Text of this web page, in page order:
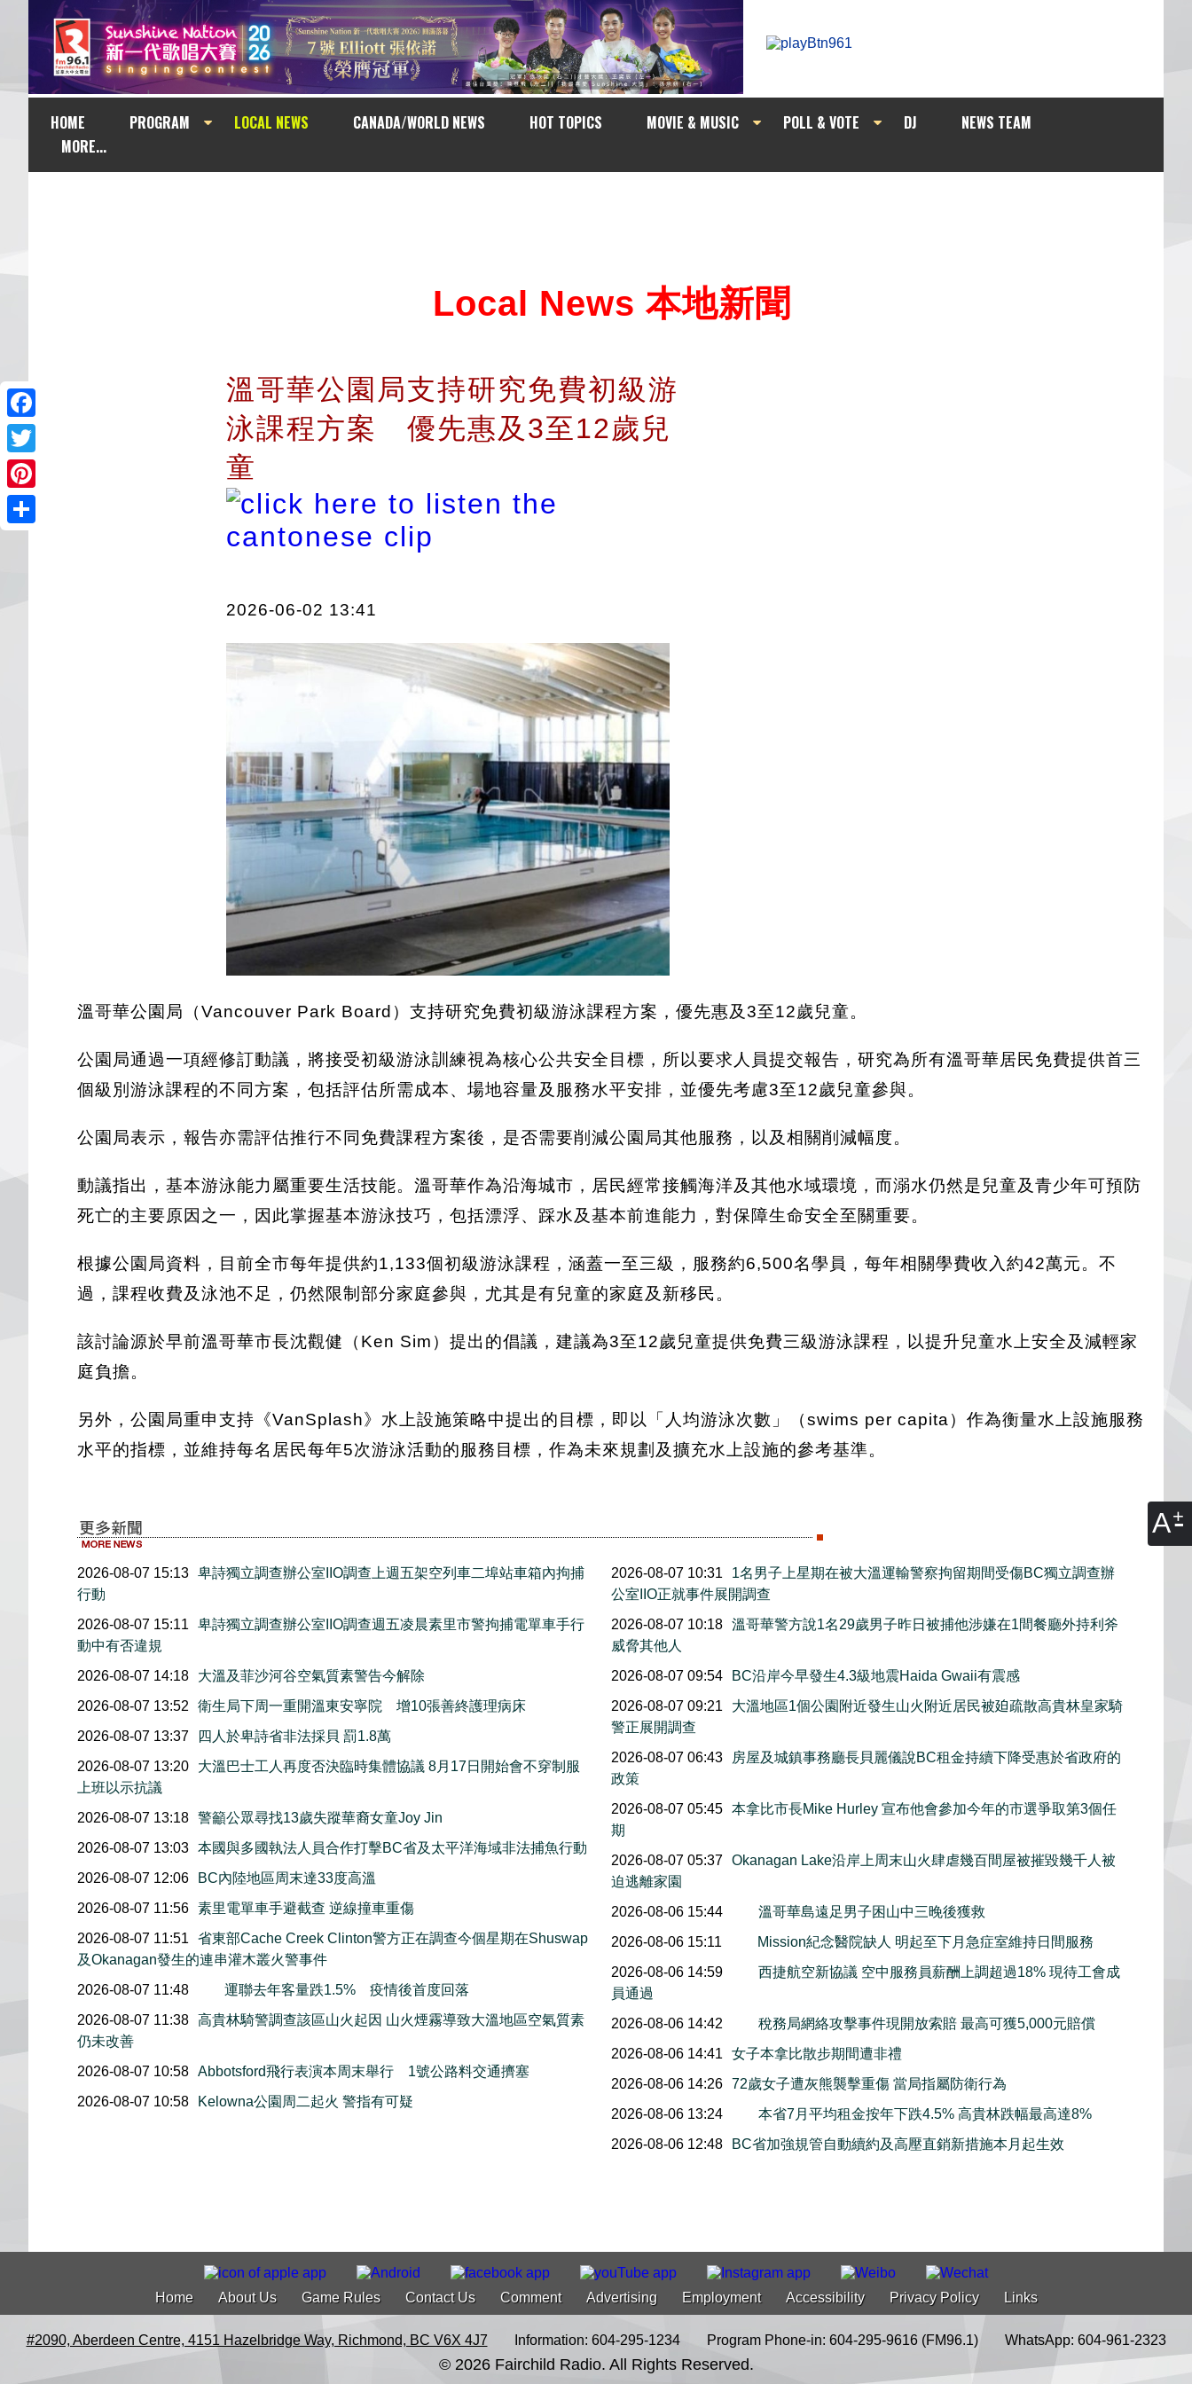
A
HOME PROGRAM LOCAL NEWS CANADA/WORLD NEWS HOT TOPICS MOVIE & MUSIC POLL & VOTE DJ
NEWS TEAM
MORE...
Facebook
Twitter
Pinterest
Local News 本地新聞
溫哥華公園局支持研究免費初級游
泳課程方案 優先惠及3至12歲兒
童
2026-06-02 13:41
溫哥華公園局（Vancouver Park Board）支持研究免費初級游泳課程方案，優先惠及3至12歲兒童。
公園局通過一項經修訂動議，將接受初級游泳訓練視為核心公共安全目標，所以要求人員提交報告，研究為所有溫哥華居民免費提供首三
個級別游泳課程的不同方案，包括評估所需成本、場地容量及服務水平安排，並優先考慮3至12歲兒童參與。
公園局表示，報告亦需評估推行不同免費課程方案後，是否需要削減公園局其他服務，以及相關削減幅度。
動議指出，基本游泳能力屬重要生活技能。溫哥華作為沿海城市，居民經常接觸海洋及其他水域環境，而溺水仍然是兒童及青少年可預防
死亡的主要原因之一，因此掌握基本游泳技巧，包括漂浮、踩水及基本前進能力，對保障生命安全至關重要。
根據公園局資料，目前全市每年提供約1,133個初級游泳課程，涵蓋一至三級，服務約6,500名學員，每年相關學費收入約42萬元。不
過，課程收費及泳池不足，仍然限制部分家庭參與，尤其是有兒童的家庭及新移民。
該討論源於早前溫哥華市長沈觀健（Ken Sim）提出的倡議，建議為3至12歲兒童提供免費三級游泳課程，以提升兒童水上安全及減輕家
庭負擔。
另外，公園局重申支持《VanSplash》水上設施策略中提出的目標，即以「人均游泳次數」（swims per capita）作為衡量水上設施服務
水平的指標，並維持每名居民每年5次游泳活動的服務目標，作為未來規劃及擴充水上設施的參考基準。
2026-08-07 15:13 卑詩獨立調查辦公室IIO調查上週五架空列車二埠站車箱內拘捕
行動
2026-08-07 15:11
卑詩獨立調查辦公室IIO調查週五凌晨素里市警拘捕電單車手行
動中有否違規
2026-08-07 14:18
大溫及菲沙河谷空氣質素警告今解除
2026-08-07 13:52
衛生局下周一重開溫東安寧院 增10張善終護理病床
2026-08-07 13:37
四人於卑詩省非法採貝 罰1.8萬
2026-08-07 13:20
大溫巴士工人再度否決臨時集體協議 8月17日開始會不穿制服
上班以示抗議
2026-08-07 13:18 警籲公眾尋找13歲失蹤華裔女童Joy Jin
2026-08-07 13:03 本國與多國執法人員合作打擊BC省及太平洋海域非法捕魚行動
2026-08-07 12:06
BC內陸地區周末達33度高溫
2026-08-07 11:56 素里電單車手避截查 逆線撞車重傷
2026-08-07 11:51
省東部Cache Creek Clinton警方正在調查今個星期在Shuswap
及Okanagan發生的連串灌木叢火警事件
2026-08-07 11:48
運聯去年客量跌1.5% 疫情後首度回落
2026-08-07 11:38 高貴林騎警調查該區山火起因 山火煙霧導致大溫地區空氣質素
仍未改善
2026-08-07 10:58 Abbotsford飛行表演本周末舉行 1號公路料交通擠塞
2026-08-07 10:58
Kelowna公園周二起火 警指有可疑
2026-08-07 10:31
1名男子上星期在被大溫運輸警察拘留期間受傷BC獨立調查辦
公室IIO正就事件展開調查
2026-08-07 10:18
溫哥華警方說1名29歲男子昨日被捕他涉嫌在1間餐廳外持利斧
威脅其他人
2026-08-07 09:54
BC沿岸今早發生4.3級地震Haida Gwaii有震感
2026-08-07 09:21
大溫地區1個公園附近發生山火附近居民被廹疏散高貴林皇家騎
警正展開調查
2026-08-07 06:43
房屋及城鎮事務廳長貝麗儀說BC租金持續下降受惠於省政府的
政策
2026-08-07 05:45
本拿比市長Mike Hurley 宣布他會參加今年的市選爭取第3個任
期
2026-08-07 05:37
Okanagan Lake沿岸上周末山火肆虐幾百間屋被摧毀幾千人被
迫逃離家園
2026-08-06 15:44
溫哥華島遠足男子困山中三晚後獲救
2026-08-06 15:11
Mission紀念醫院缺人 明起至下月急症室維持日間服務
2026-08-06 14:59
西捷航空新協議 空中服務員薪酬上調超過18% 現待工會成
員通過
2026-08-06 14:42
稅務局網絡攻擊事件現開放索賠 最高可獲5,000元賠償
2026-08-06 14:41
女子本拿比散步期間遭非禮
2026-08-06 14:26
72歲女子遭灰熊襲擊重傷 當局指屬防衛行為
2026-08-06 13:24
本省7月平均租金按年下跌4.5% 高貴林跌幅最高達8%
2026-08-06 12:48
BC省加強規管自動續約及高壓直銷新措施本月起生效
Home About Us Game Rules Contact Us Comment Advertising Employment Accessibility Privacy Policy Links
#2090, Aberdeen Centre, 4151 Hazelbridge Way, Richmond, BC V6X 4J7 Information: 604-295-1234 Program Phone-in: 604-295-9616 (FM96.1) WhatsApp: 604-961-2323
© 2026 Fairchild Radio. All Rights Reserved.